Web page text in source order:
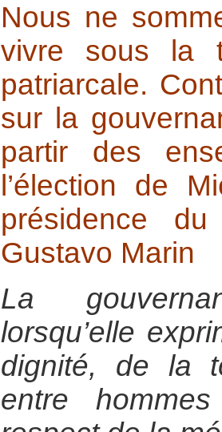
Nous ne
vivre sous la
patriarcale.
sur la
partir des
l’élection de
présidence
Gustavo Marin
La
lorsqu’elle
dignité, de la
entre